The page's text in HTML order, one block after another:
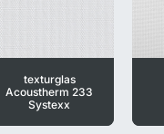
texturglas
Acoustherm 233
Systexx